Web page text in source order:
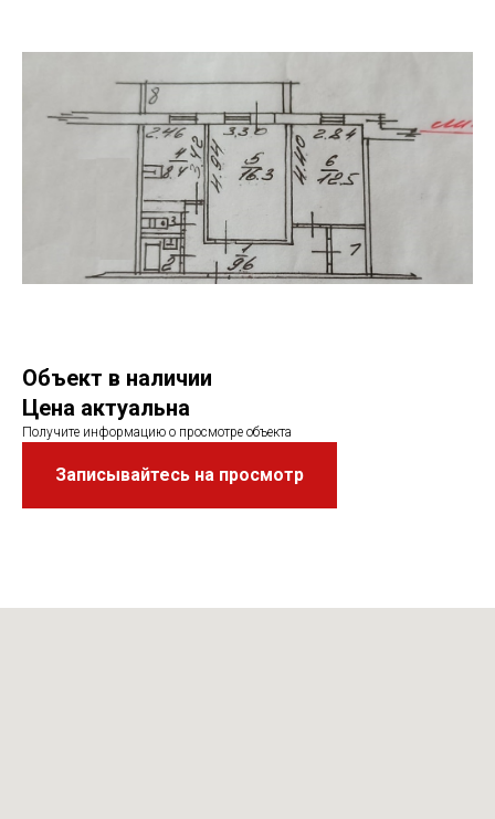
Объект в наличии
Цена актуальна
Получите информацию о просмотре объекта
Записывайтесь на просмотр